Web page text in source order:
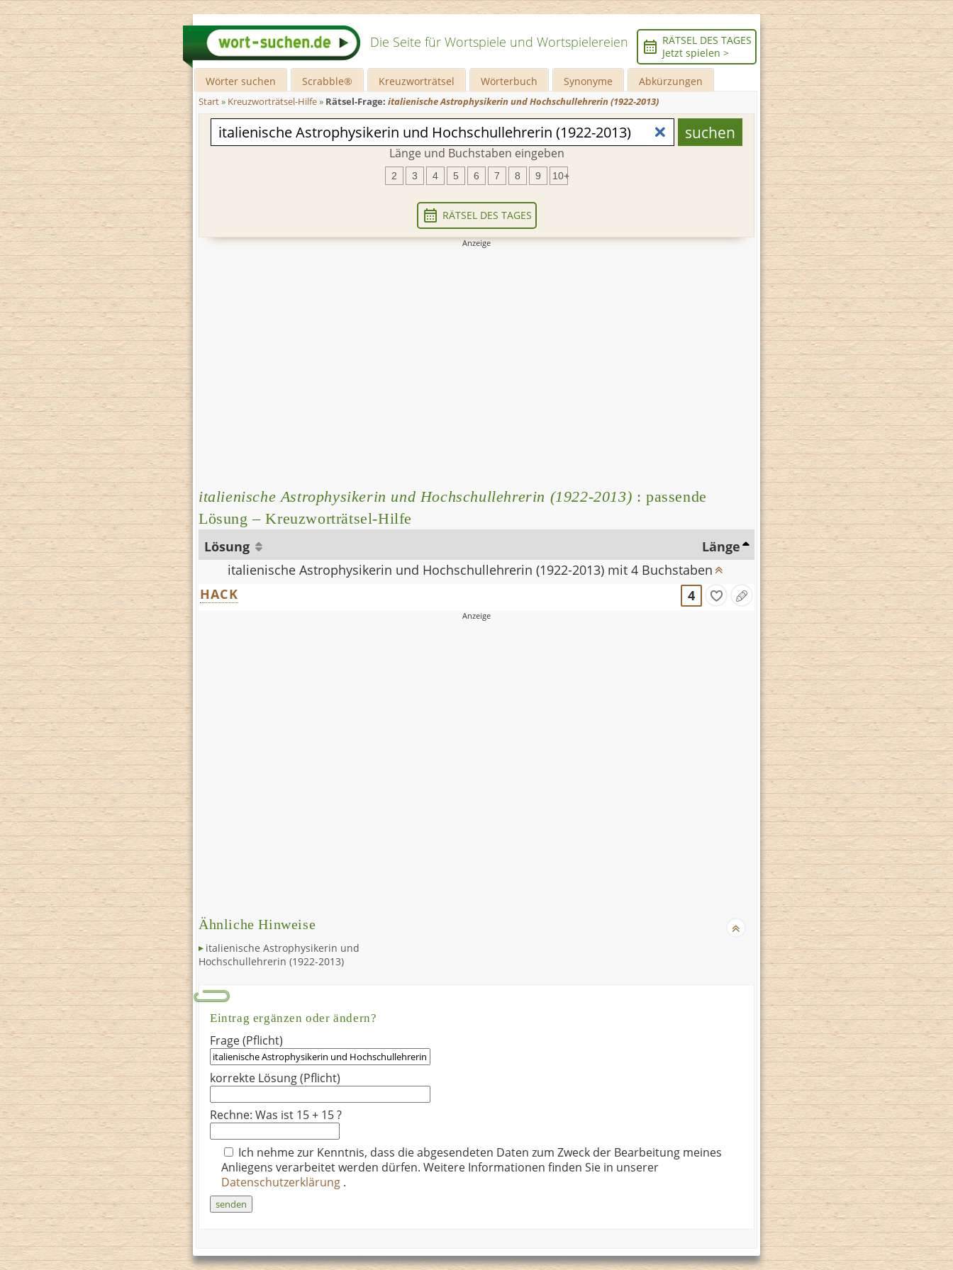
Die Seite für Wortspiele und Wortspielereien
RÄTSEL DES TAGES
Jetzt spielen >
Wörter suchen Scrabble® Kreuzworträtsel Wörterbuch Synonyme Abkürzungen
Start» Kreuzworträtsel-Hilfe» Rätsel-Frage: italienische Astrophysikerin und Hochschullehrerin (1922-2013)
Länge und Buchstaben eingeben
2 3 4 5 6 7 8 9 10+
RÄTSEL DES TAGES
italienische Astrophysikerin und Hochschullehrerin (1922-2013) : passende
Lösung – Kreuzworträtsel-Hilfe
Lösung
Länge
italienische Astrophysikerin und Hochschullehrerin (1922-2013) mit 4 Buchstaben
HACK
4
Ähnliche Hinweise
italienische Astrophysikerin und
Hochschullehrerin (1922-2013)
Eintrag ergänzen oder ändern?
Frage (Pflicht)
korrekte Lösung (Pflicht)
Rechne: Was ist 15 + 15 ?
Ich nehme zur Kenntnis, dass die abgesendeten Daten zum Zweck der Bearbeitung meines
Anliegens verarbeitet werden dürfen. Weitere Informationen finden Sie in unserer
Datenschutzerklärung .